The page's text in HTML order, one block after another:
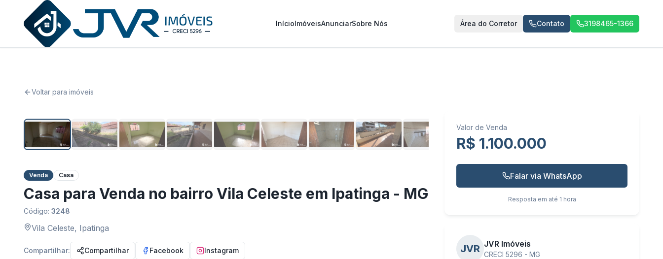
JVR Imóveis
InícioImóveisAnunciarSobre Nós Área do Corretor Contato 3198465-1366
Voltar para imóveis
Venda Casa
Casa para Venda no bairro Vila Celeste em Ipatinga - MG
Código: 3248
Vila Celeste, Ipatinga
Compartilhar: Compartilhar Facebook Instagram
Valor de Venda
R$ 1.100.000
Falar via WhatsApp
Resposta em até 1 hora
JVR JVR Imóveis
CRECI 5296 - MG